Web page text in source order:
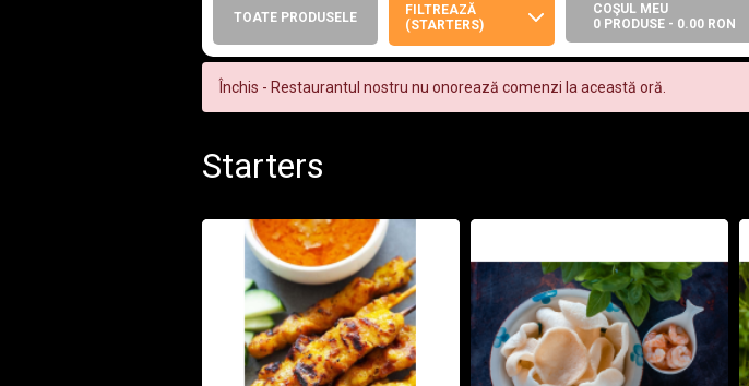
TOATE PRODUSELE
FILTREAZĂ
(STARTERS)
COŞUL MEU
0 PRODUSE - 0.00 RON
Închis - Restaurantul nostru nu onorează comenzi la această oră.
Starters